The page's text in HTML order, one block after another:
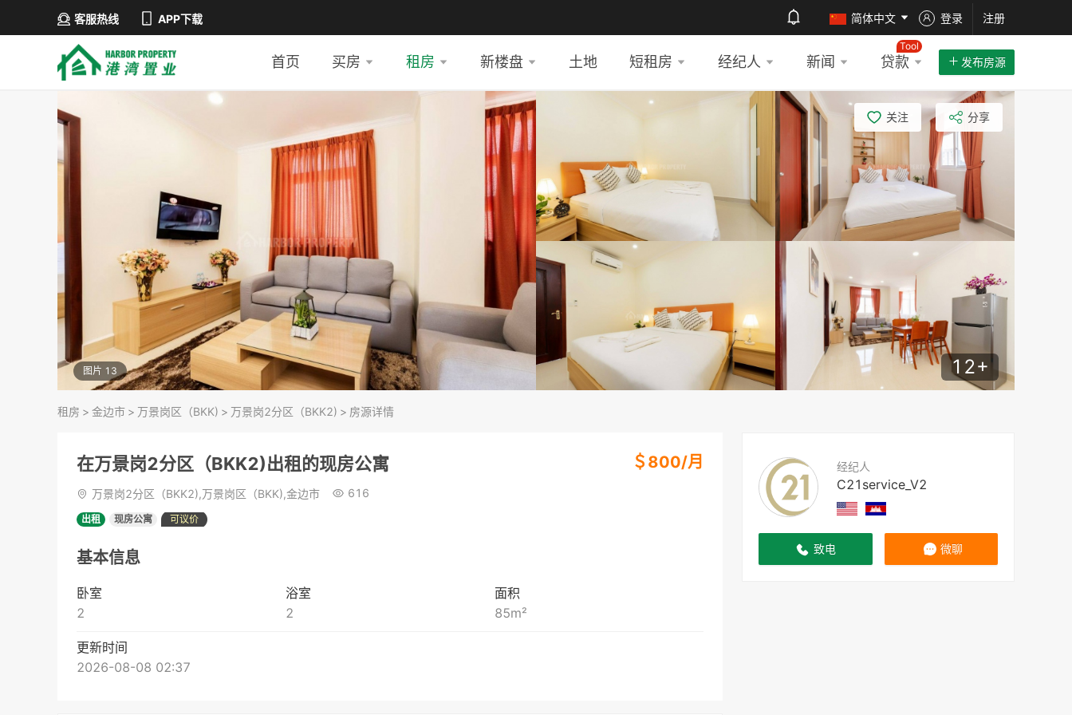
客服热线 APP下载 简体中文 登录 注册
首页 买房 租房 新楼盘 土地 短租房 经纪人 新闻 贷款
Tool
发布房源
图片 13 12+
关注 分享
租房 > 金边市 > 万景岗区（BKK) > 万景岗2分区（BKK2) > 房源详情
经纪人
C21service_V2
致电 微聊
在万景岗2分区（BKK2)出租的现房公寓 ＄ 800/月
万景岗2分区（BKK2),万景岗区（BKK),金边市 616
出租 现房公寓 可议价
基本信息
卧室
2
浴室
2
面积
85m²
更新时间
2026-08-08 02:37